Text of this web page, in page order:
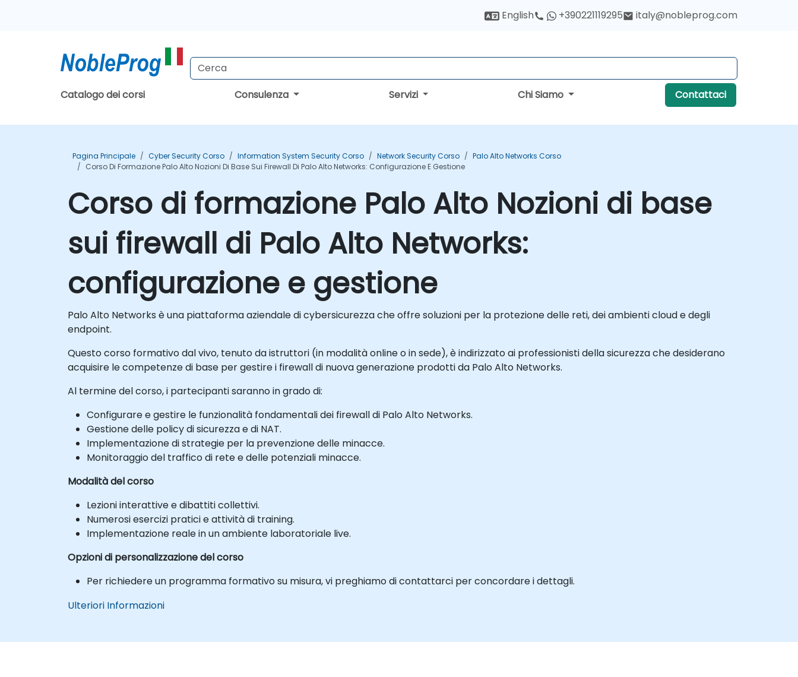
English +390221119295 italy@nobleprog.com
Catalogo dei corsi Consulenza Servizi Chi Siamo Contattaci
Pagina Principale Cyber Security Corso Information System Security Corso Network Security Corso
Palo Alto Networks Corso
Corso Di Formazione Palo Alto Nozioni Di Base Sui Firewall Di Palo Alto Networks: Configurazione E Gestione
Corso di formazione Palo Alto Nozioni di base
sui firewall di Palo Alto Networks:
configurazione e gestione
Palo Alto Networks è una piattaforma aziendale di cybersicurezza che offre soluzioni per la protezione delle reti, dei ambienti cloud e degli
endpoint.
Questo corso formativo dal vivo, tenuto da istruttori (in modalità online o in sede), è indirizzato ai professionisti della sicurezza che desiderano
acquisire le competenze di base per gestire i firewall di nuova generazione prodotti da Palo Alto Networks.
Al termine del corso, i partecipanti saranno in grado di:
Configurare e gestire le funzionalità fondamentali dei firewall di Palo Alto Networks.
Gestione delle policy di sicurezza e di NAT.
Implementazione di strategie per la prevenzione delle minacce.
Monitoraggio del traffico di rete e delle potenziali minacce.
Modalità del corso
Lezioni interattive e dibattiti collettivi.
Numerosi esercizi pratici e attività di training.
Implementazione reale in un ambiente laboratoriale live.
Opzioni di personalizzazione del corso
Per richiedere un programma formativo su misura, vi preghiamo di contattarci per concordare i dettagli.
Ulteriori Informazioni